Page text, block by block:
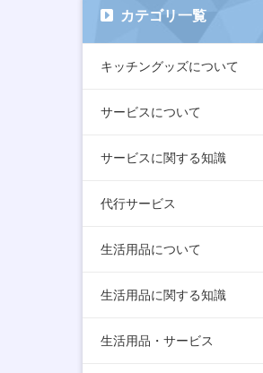
カテゴリ一覧
キッチングッズについて
サービスについて
サービスに関する知識
代行サービス
生活用品について
生活用品に関する知識
生活用品・サービス